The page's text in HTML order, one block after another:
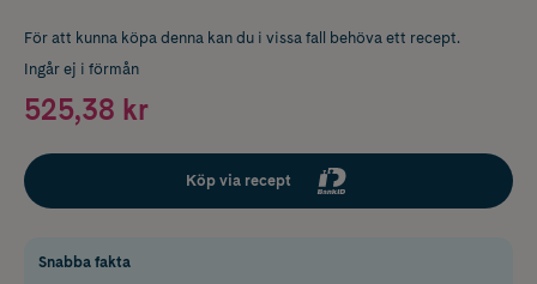
För att kunna köpa denna kan du i vissa fall behöva ett recept.
Ingår ej i förmån
525,38 kr
Köp via recept
Snabba fakta